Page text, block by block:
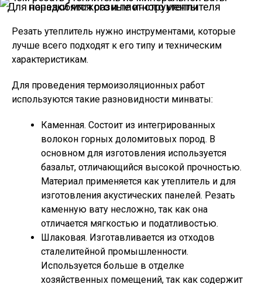
Для нарезки мягкого и плотного утеплителя понадобятся разные инструменты
Резать утеплитель нужно инструментами, которые
лучше всего подходят к его типу и техническим
характеристикам.
Для проведения термоизоляционных работ
используются такие разновидности минваты:
Каменная. Состоит из интегрированных
волокон горных доломитовых пород. В
основном для изготовления используется
базальт, отличающийся высокой прочностью.
Материал применяется как утеплитель и для
изготовления акустических панелей. Резать
каменную вату несложно, так как она
отличается мягкостью и податливостью.
Шлаковая. Изготавливается из отходов
сталелитейной промышленности.
Используется больше в отделке
хозяйственных помещений, так как содержит